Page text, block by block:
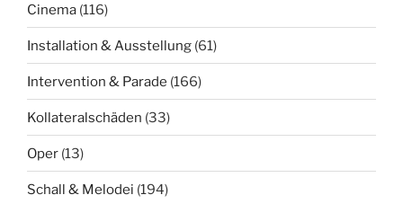
Cinema (116)
Installation & Ausstellung (61)
Intervention & Parade (166)
Kollateralschäden (33)
Oper (13)
Schall & Melodei (194)